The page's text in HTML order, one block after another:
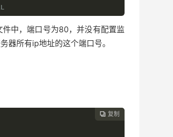
NULL
中，端口号为80，并没有配置监
器所有ip地址的这个端口号。
 复制